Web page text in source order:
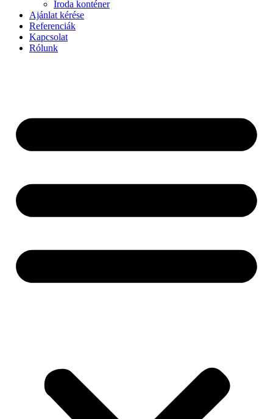
Iroda konténer
Ajánlat kérése
Referenciák
Kapcsolat
Rólunk